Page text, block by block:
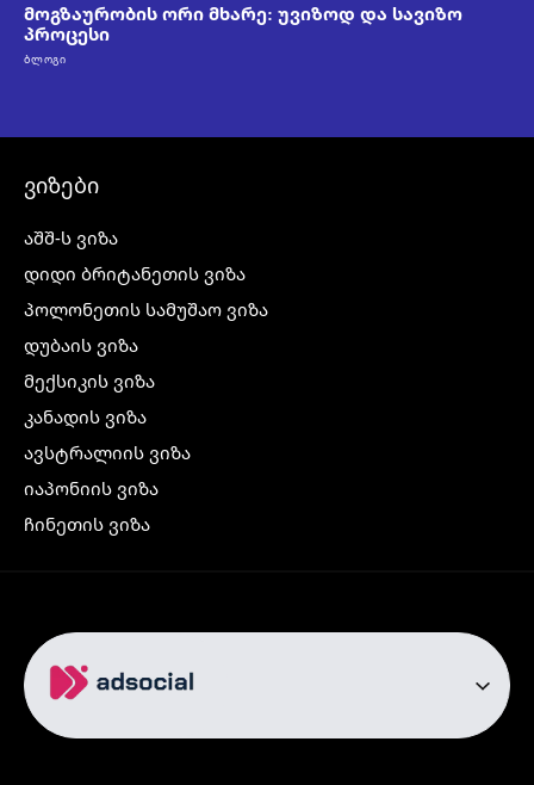
მოგზაურობის ორი მხარე: უვიზოდ და სავიზო
პროცესი
ᲑᲚᲝᲒᲘ
ვიზები
აშშ-ს ვიზა
დიდი ბრიტანეთის ვიზა
პოლონეთის სამუშაო ვიზა
დუბაის ვიზა
მექსიკის ვიზა
კანადის ვიზა
ავსტრალიის ვიზა
იაპონიის ვიზა
ჩინეთის ვიზა
ჩრდილოეთ ირლანდიის ვიზა
რუსეთის ვიზა
ავიაბილეთები